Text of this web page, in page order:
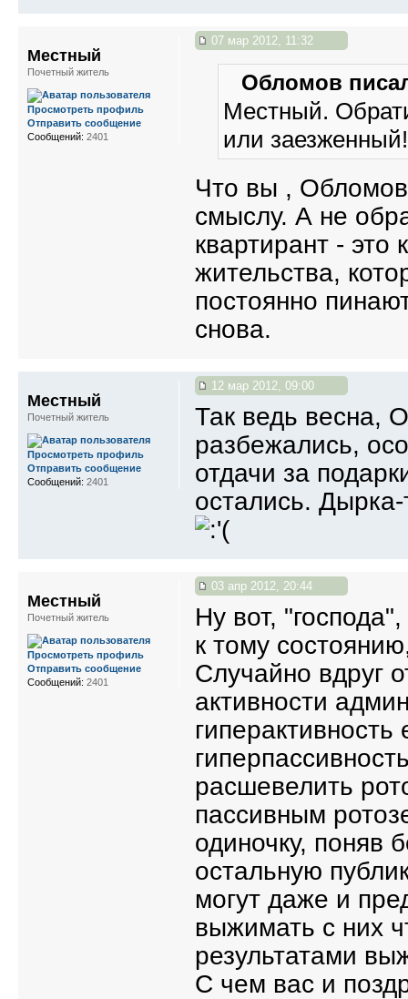
07 мар 2012, 11:32
Обломов
Местный.
или
Что вы ,
смыслу. А не
квартирант - это
жительства,
постоянно
снова.
Местный
Почетный житель
Просмотреть профиль
Отправить сообщение
Сообщений: 2401
12 мар 2012, 09:00
Так ведь весна,
разбежались,
отдачи за
остались.
Местный
Почетный житель
Просмотреть профиль
Отправить сообщение
Сообщений: 2401
03 апр 2012, 20:44
Ну вот,
к тому
Случайно вдруг
активности
расшевелить
пассивным
одиночку, поняв
остальную
могут даже и
выжимать с них
результатами
С чем вас и
Местный
Почетный житель
Просмотреть профиль
Отправить сообщение
Сообщений: 2401